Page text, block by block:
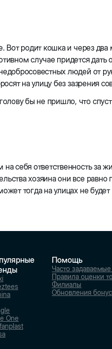
Вот родит кошка и через
случае придется дать
людей от
на улицу без зазрения
бы не пришло, что
себя ответственность за
хозяина они все
тогда на улицах не
One
Помощь
Часто
Правила оценки
Филиалы
Обновления